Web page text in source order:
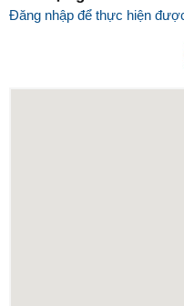
Đăng nhập để thực hiện